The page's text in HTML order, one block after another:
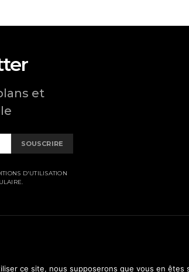
et
SOUSCRIRE
D'UTILISATION
ce site, nous supposerons que vous en êtes